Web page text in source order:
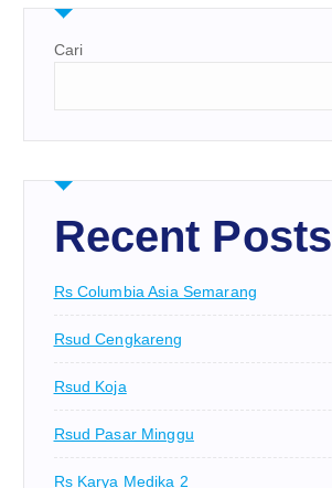
Cari
Recent Posts
Rs Columbia Asia Semarang
Rsud Cengkareng
Rsud Koja
Rsud Pasar Minggu
Rs Karya Medika 2